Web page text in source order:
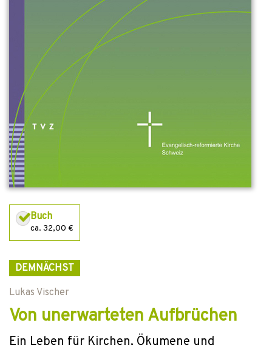
Buch
ca. 32,00 €
DEMNÄCHST
Lukas Vischer
Von unerwarteten Aufbrüchen